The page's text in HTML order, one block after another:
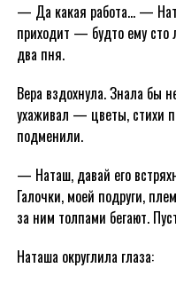
— Да какая работа… —
приходит — будто ему сто
два пня.
Вера вздохнула. Знала бы
ухаживал — цветы, стихи
подменили.
— Наташ, давай его
Галочки, моей подруги,
за ним толпами бегают.
Наташа округлила глаза: